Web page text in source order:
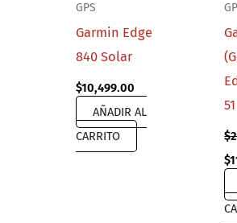
GPS
Garmin Edge
840 Solar
$10,499.00
AÑADIR AL
CARRITO
$
$